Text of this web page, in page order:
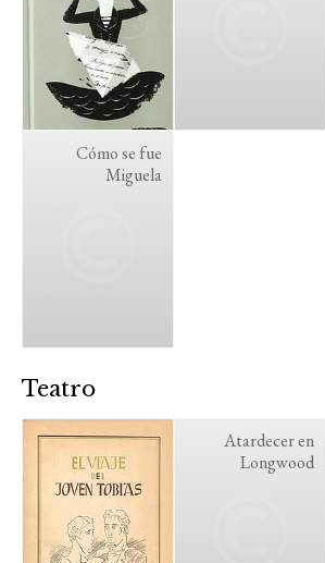
Cómo se fue
Miguela
Teatro
Atardecer en
Longwood